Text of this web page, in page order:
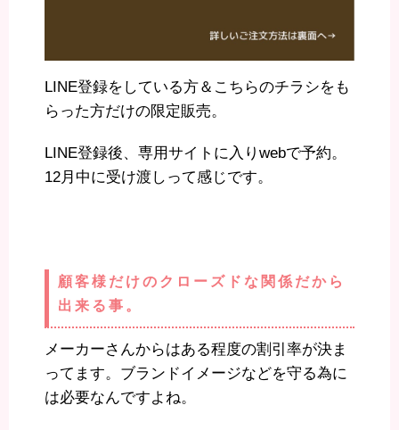
LINE登録をしている方＆こちらのチラシをも
らった方だけの限定販売。
LINE登録後、専用サイトに入りwebで予約。
12月中に受け渡しって感じです。
顧客様だけのクローズドな関係だから
出来る事。
メーカーさんからはある程度の割引率が決ま
ってます。ブランドイメージなどを守る為に
は必要なんですよね。